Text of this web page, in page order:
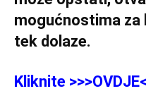
mogućnostima za
tek dolaze.
Kliknite